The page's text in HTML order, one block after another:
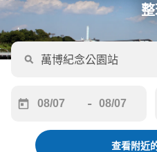
forward
-
backward
查看附近